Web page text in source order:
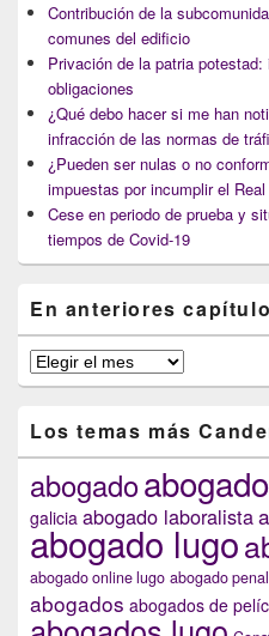
Contribución de la
comunes del edificio
Privación de la patria
obligaciones
¿Qué debo hacer si me han
infracción de las normas de
¿Pueden ser nulas o no
impuestas por incumplir el
Cese en periodo de prueba y
tiempos de Covid-19
En anteriores
En
anteriores
Los temas más
abogado
galicia abogado laboralista
abogado lugo
abogado online lugo abogado
abogados abogados de